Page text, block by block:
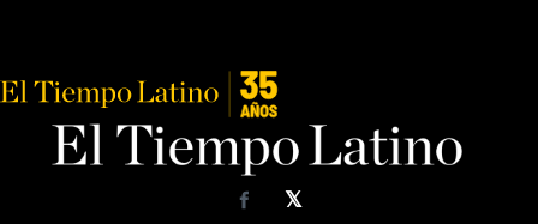
𝕏
Facebook